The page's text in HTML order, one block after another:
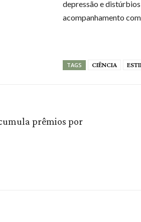
depressão e
acompanhamento
TAGS CIÊNCIA
prêmios por